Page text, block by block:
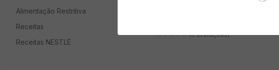
Alimentação Restritiva
Receitas
Receitas NESTLÉ
(0 avaliações)